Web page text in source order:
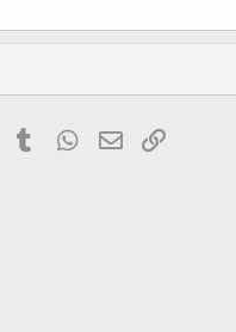
PinterestTumblrWhatsApp
E-mail